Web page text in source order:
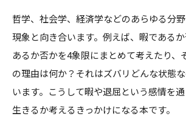
哲学、社会学、経済学などのあらゆる分
現象と向き合います。例えば、暇である
あるか否かを4象限にまとめて考えたり、
の理由は何か？それはズバリどんな状態
います。こうして暇や退屈という感情を
生きるか考えるきっかけになる本です。